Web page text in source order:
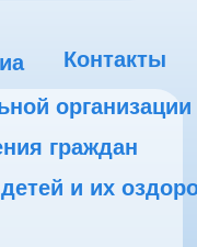
Контакты
организации
граждан
и их